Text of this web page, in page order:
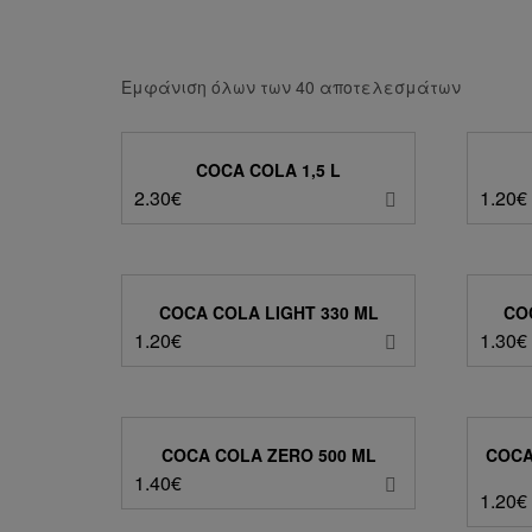
Εμφάνιση όλων των 40 αποτελεσμάτων
COCA COLA 1,5 L
2.30€ 1.20€
COCA COLA LIGHT 330 ML
1.20€ 1.30€
COCA COLA ZERO 500 ML
1.40€
1.20€